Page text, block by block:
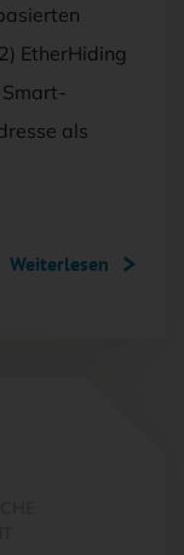
EtherHiding
als
Weiterlesen